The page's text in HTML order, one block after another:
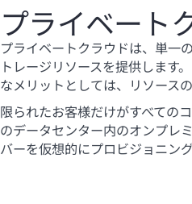
プライベート
プライベートクラウドは、単一
トレージリソースを提供します
なメリットとしては、リソース
限られたお客様だけがすべての
のデータセンター内のオンプレ
バーを仮想的にプロビジョニン